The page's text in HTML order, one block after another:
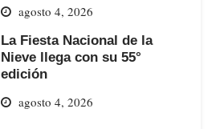
agosto 4, 2026
La Fiesta Nacional de la
Nieve llega con su 55°
edición
agosto 4, 2026